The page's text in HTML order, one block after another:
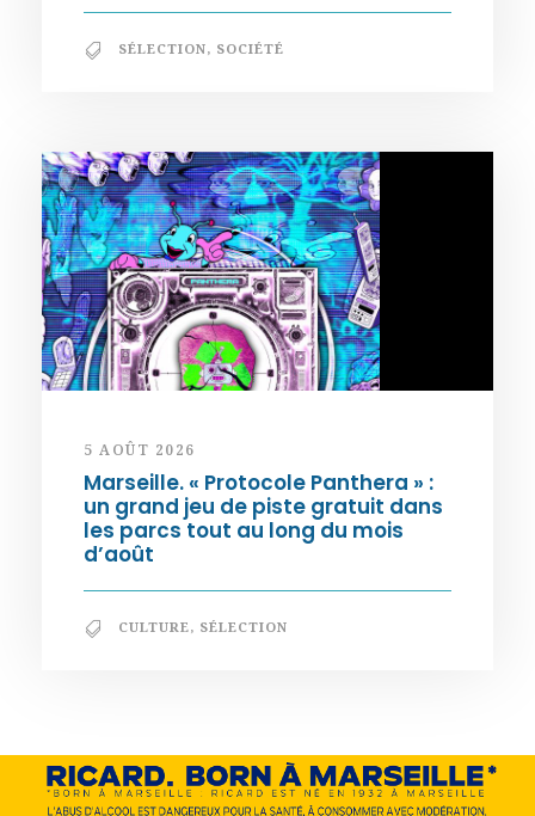
SÉLECTION, SOCIÉTÉ
5 AOÛT 2026
Marseille. « Protocole Panthera » :
un grand jeu de piste gratuit dans
les parcs tout au long du mois
d’août
CULTURE, SÉLECTION